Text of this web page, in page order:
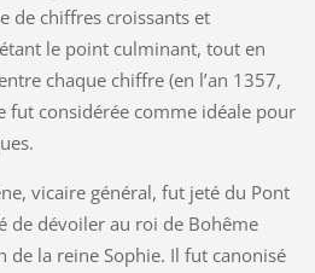
de chiffres croissants et
le point culminant, tout en
chaque chiffre (en l’an 1357,
fut considérée comme idéale pour
vicaire général, fut jeté du Pont
de dévoiler au roi de Bohême
de la reine Sophie. Il fut canonisé